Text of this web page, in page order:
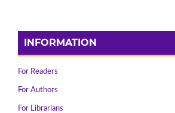
INFORMATION
For Readers
For Authors
For Librarians